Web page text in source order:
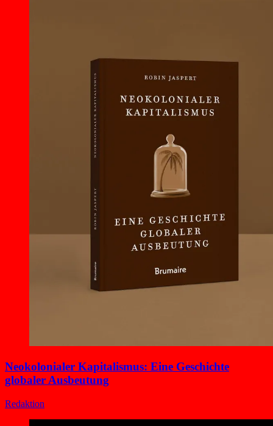
Neokolonialer Kapitalismus: Eine Geschichte
globaler Ausbeutung
Redaktion